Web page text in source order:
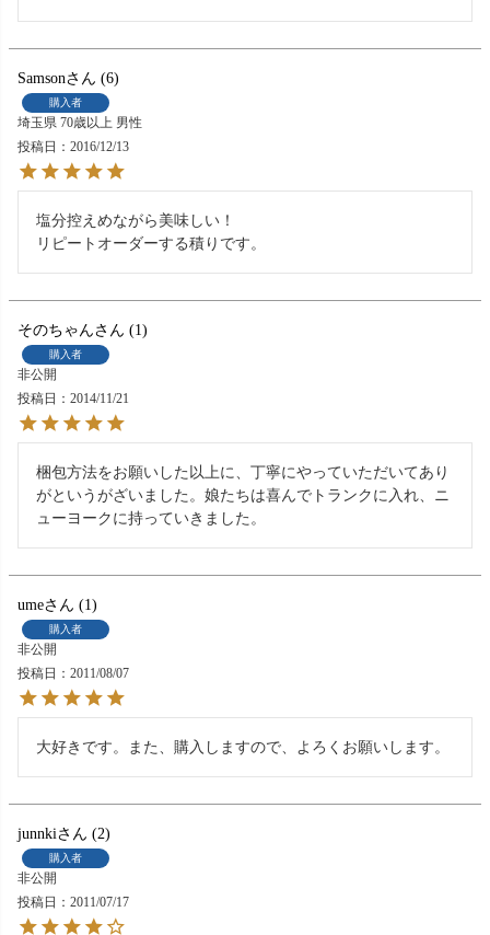
Samson 6
購入者
埼玉県 70歳以上 男性
投稿日
2016/12/13
塩分控えめながら美味しい！
リピートオーダーする積りです。
そのちゃん 1
購入者
非公開
投稿日
2014/11/21
梱包方法をお願いした以上に、丁寧にやっていただいてあり
がというがざいました。娘たちは喜んでトランクに入れ、ニ
ューヨークに持っていきました。
ume 1
購入者
非公開
投稿日
2011/08/07
大好きです。また、購入しますので、よろくお願いします。
junnki 2
購入者
非公開
投稿日
2011/07/17